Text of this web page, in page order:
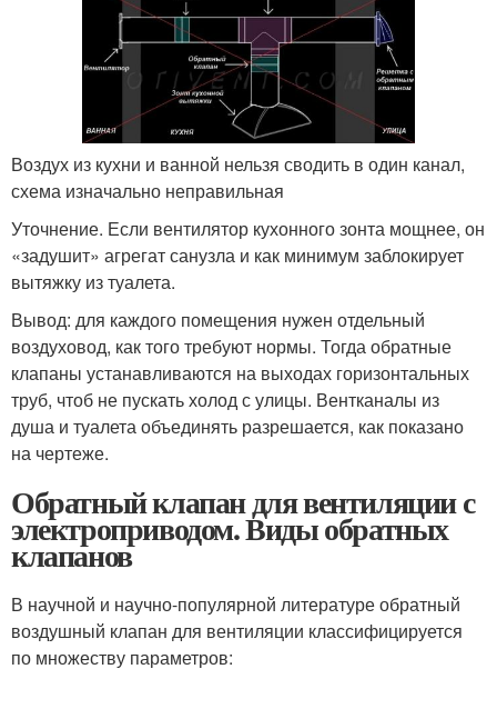
Воздух из кухни и ванной нельзя сводить в один канал,
схема изначально неправильная
Уточнение. Если вентилятор кухонного зонта мощнее, он
«задушит» агрегат санузла и как минимум заблокирует
вытяжку из туалета.
Вывод: для каждого помещения нужен отдельный
воздуховод, как того требуют нормы. Тогда обратные
клапаны устанавливаются на выходах горизонтальных
труб, чтоб не пускать холод с улицы. Вентканалы из
душа и туалета объединять разрешается, как показано
на чертеже.
Обратный клапан для вентиляции с
электроприводом. Виды обратных
клапанов
В научной и научно-популярной литературе обратный
воздушный клапан для вентиляции классифицируется
по множеству параметров: